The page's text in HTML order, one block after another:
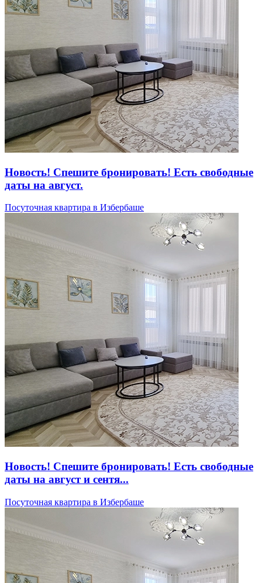
Новость! Спешите бронировать! Есть свободные
даты на август.
Посуточная квартира в Избербаше
Новость! Спешите бронировать! Есть свободные
даты на август и сентя...
Посуточная квартира в Избербаше